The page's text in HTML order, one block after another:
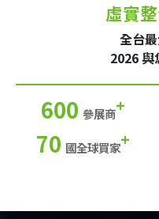
虛實
全台
2026 與
600 參展商+
70 國全球買家+